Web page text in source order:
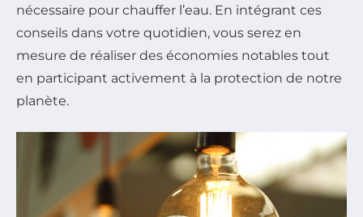
nécessaire pour chauffer l’eau. En intégrant ces
conseils dans votre quotidien, vous serez en
mesure de réaliser des économies notables tout
en participant activement à la protection de notre
planète.